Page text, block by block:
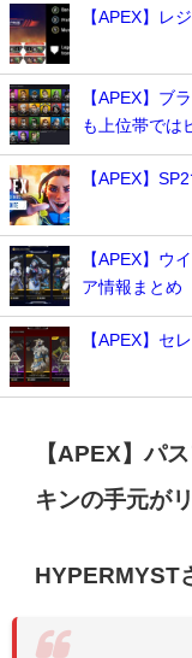
【APEX】レ
【APEX】ブ
も上位帯では
【APEX】
【APEX】ウ
ア情報まとめ
【APEX】セ
【APEX】パ
キンの手元が
HYPERMYST